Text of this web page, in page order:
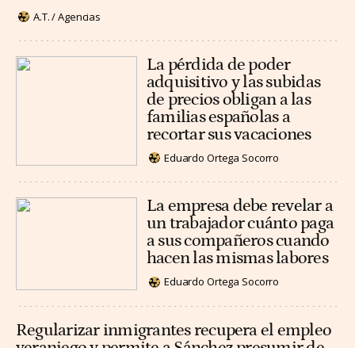
A.T. / Agencias
La pérdida de poder
adquisitivo y las subidas
de precios obligan a las
familias españolas a
recortar sus vacaciones
Eduardo Ortega Socorro
La empresa debe revelar a
un trabajador cuánto paga
a sus compañeros cuando
hacen las mismas labores
Eduardo Ortega Socorro
Regularizar inmigrantes recupera el empleo